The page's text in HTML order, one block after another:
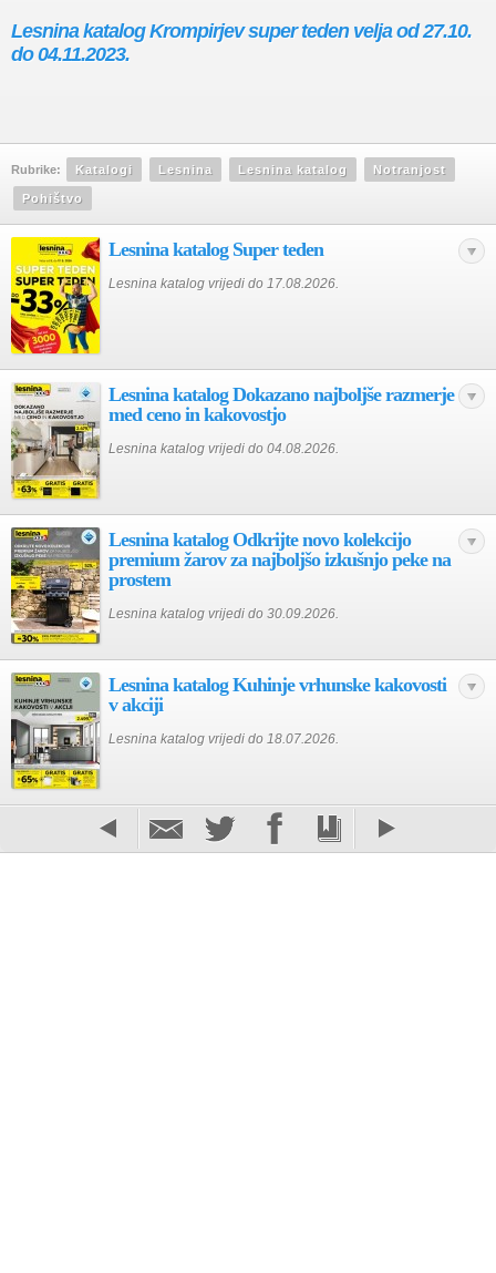
Lesnina katalog Krompirjev super teden velja od 27.10.
do 04.11.2023.
Rubrike: Katalogi Lesnina Lesnina katalog Notranjost
Pohištvo
Lesnina katalog Super teden
Lesnina katalog vrijedi do 17.08.2026.
Lesnina katalog Dokazano najboljše razmerje
med ceno in kakovostjo
Lesnina katalog vrijedi do 04.08.2026.
Lesnina katalog Odkrijte novo kolekcijo
premium žarov za najboljšo izkušnjo peke na
prostem
Lesnina katalog vrijedi do 30.09.2026.
Lesnina katalog Kuhinje vrhunske kakovosti
v akciji
Lesnina katalog vrijedi do 18.07.2026.